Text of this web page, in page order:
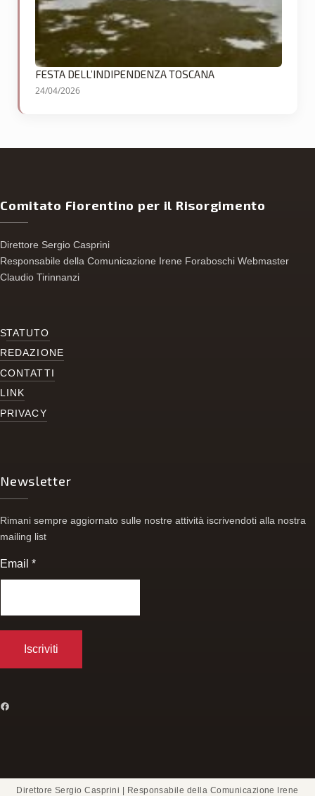
FESTA DELL’INDIPENDENZA TOSCANA
24/04/2026
Comitato Fiorentino per il Risorgimento
Direttore Sergio Casprini
Responsabile della Comunicazione Irene Foraboschi Webmaster
Claudio Tirinnanzi
STATUTO
REDAZIONE
CONTATTI
LINK
PRIVACY
Newsletter
Rimani sempre aggiornato sulle nostre attività iscrivendoti alla nostra
mailing list
Email*
Direttore Sergio Casprini | Responsabile della Comunicazione Irene